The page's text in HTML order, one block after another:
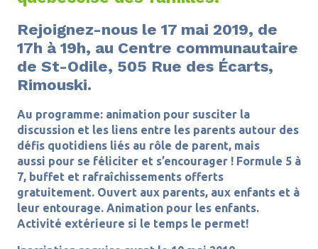
Rejoignez-nous le 17 mai 2019, de
17h à 19h, au Centre communautaire
de St-Odile, 505 Rue des Écarts,
Rimouski.
Au programme: animation pour susciter la
discussion et les liens entre les parents autour des
défis quotidiens liés au rôle de parent, mais
aussi pour se féliciter et s’encourager ! Formule 5 à
7, buffet et rafraîchissements offerts
gratuitement. Ouvert aux parents, aux enfants et à
leur entourage. Animation pour les enfants.
Activité extérieure si le temps le permet!